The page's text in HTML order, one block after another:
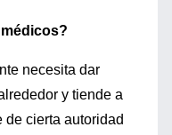
necesita dar
y tiende a
de cierta autoridad